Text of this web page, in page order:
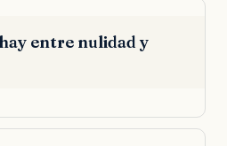
entre nulidad y